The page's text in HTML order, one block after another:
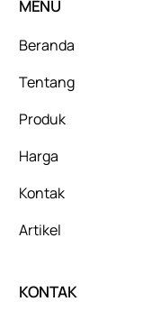
MENU
Beranda
Tentang
Produk
Harga
Kontak
Artikel
KONTAK